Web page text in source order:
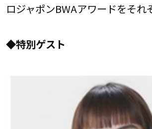
ロジャポンBWAアワードをそれ
◆特別ゲスト